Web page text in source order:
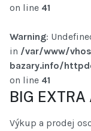
on line 41
Warning:
in /var/www/
bazary.info/
on line 41
BIG EXTRA
Výkup a prodej